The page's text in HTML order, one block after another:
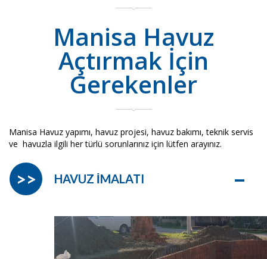
Manisa Havuz
Açtırmak İçin
Gerekenler
Manisa Havuz yapımı, havuz projesi, havuz bakımı, teknik servis
ve havuzla ilgili her türlü sorunlarınız için lütfen arayınız.
HAVUZ İMALATI –
>>